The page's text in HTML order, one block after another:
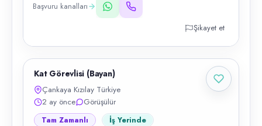
Başvuru kanalları
Şikayet et
Kat Görevlisi (Bayan)
Çankaya Kızılay Türkiye
2 ay önce
Görüşülür
Tam Zamanlı İş Yerinde